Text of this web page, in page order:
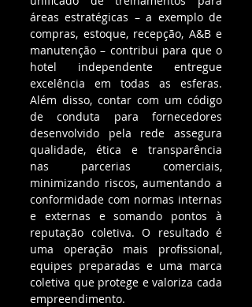
áreas estratégicas – a exemplo de
compras, estoque, recepção, A&B e
manutenção – contribui para que o
hotel independente entregue
excelência em todas as esferas.
Além disso, contar com um código
de conduta para fornecedores
desenvolvido pela rede assegura
qualidade, ética e transparência
nas parcerias comerciais,
minimizando riscos, aumentando a
conformidade com normas internas
e externas e somando pontos à
reputação coletiva. O resultado é
uma operação mais profissional,
equipes preparadas e uma marca
coletiva que protege e valoriza cada
empreendimento.